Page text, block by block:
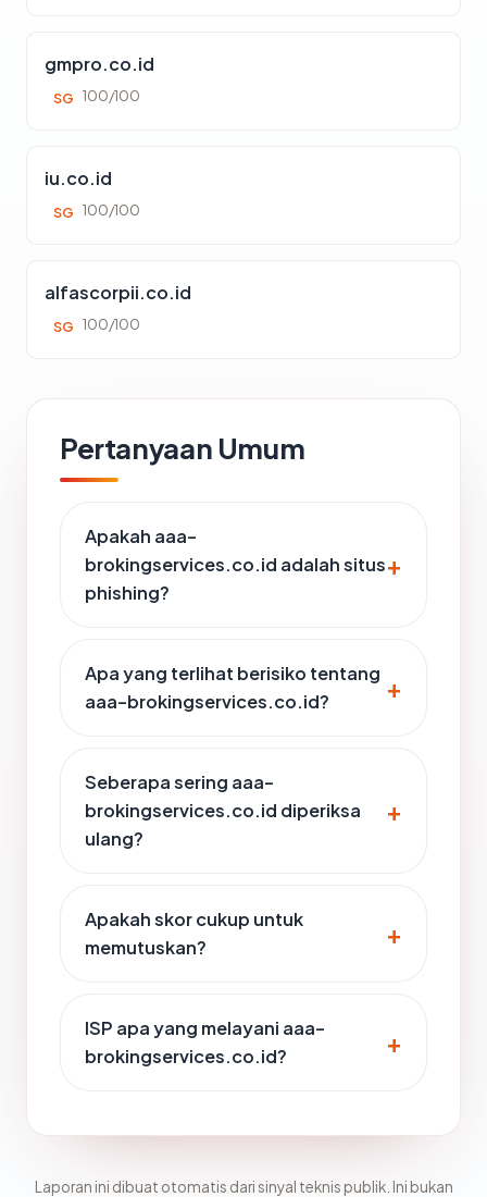
gmpro.co.id
SG 100/100
iu.co.id
SG 100/100
alfascorpii.co.id
SG 100/100
Pertanyaan Umum
Apakah aaa-
brokingservices.co.id adalah situs
phishing?
Apa yang terlihat berisiko tentang
aaa-brokingservices.co.id?
Seberapa sering aaa-
brokingservices.co.id diperiksa
ulang?
Apakah skor cukup untuk
memutuskan?
ISP apa yang melayani aaa-
brokingservices.co.id?
Laporan ini dibuat otomatis dari sinyal teknis publik. Ini bukan